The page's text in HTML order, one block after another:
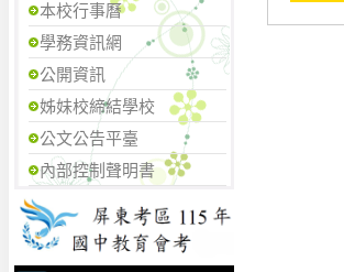
本校行事曆
學務資訊網
公開資訊
姊妹校締結學校
公文公告平臺
內部控制聲明書